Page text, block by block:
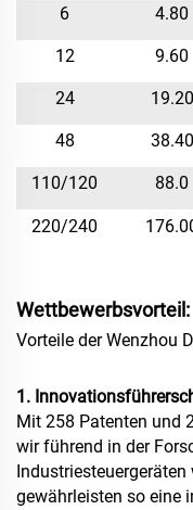
6
4.80
12 9.60
24 19.20
48 38.40
110/120 88.0
220/240
Wettbewerbsvorteil:
Vorteile der Wenzhou
1.
Mit 258 Patenten und
wir führend in der
gewährleisten so eine